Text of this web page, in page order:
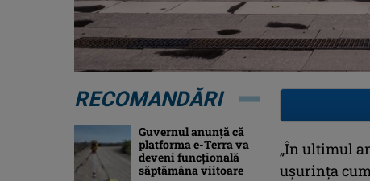
„În ultimul
ușurința
RECOMANDĂRI
Guvernul anunță că
platforma e-Terra va
deveni funcţională
săptămâna viitoare